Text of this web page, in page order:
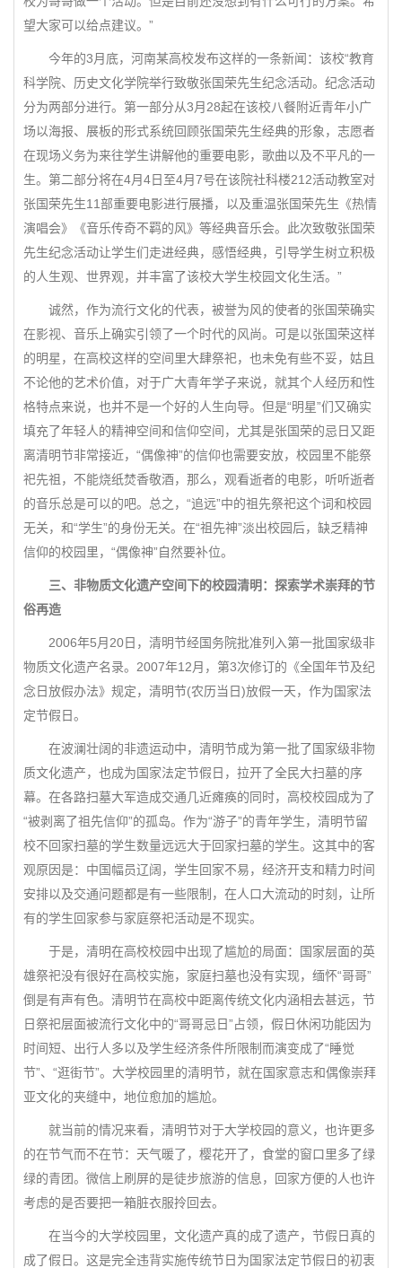
望大家可以给点建议。”
今年的3月底，河南某高校发布这样的一条新闻：该校“教育
科学院、历史文化学院举行致敬张国荣先生纪念活动。纪念活动
分为两部分进行。第一部分从3月28起在该校八餐附近青年小广
场以海报、展板的形式系统回顾张国荣先生经典的形象，志愿者
在现场义务为来往学生讲解他的重要电影，歌曲以及不平凡的一
生。第二部分将在4月4日至4月7号在该院社科楼212活动教室对
张国荣先生11部重要电影进行展播，以及重温张国荣先生《热情
演唱会》《音乐传奇不羁的风》等经典音乐会。此次致敬张国荣
先生纪念活动让学生们走进经典，感悟经典，引导学生树立积极
的人生观、世界观，并丰富了该校大学生校园文化生活。”
诚然，作为流行文化的代表，被誉为风的使者的张国荣确实
在影视、音乐上确实引领了一个时代的风尚。可是以张国荣这样
的明星，在高校这样的空间里大肆祭祀，也未免有些不妥，姑且
不论他的艺术价值，对于广大青年学子来说，就其个人经历和性
格特点来说，也并不是一个好的人生向导。但是“明星”们又确实
填充了年轻人的精神空间和信仰空间，尤其是张国荣的忌日又距
离清明节非常接近，“偶像神”的信仰也需要安放，校园里不能祭
祀先祖，不能烧纸焚香敬酒，那么，观看逝者的电影，听听逝者
的音乐总是可以的吧。总之，“追远”中的祖先祭祀这个词和校园
无关，和“学生”的身份无关。在“祖先神”淡出校园后，缺乏精神
信仰的校园里，“偶像神”自然要补位。
三、非物质文化遗产空间下的校园清明：探索学术崇拜的节
俗再造
2006年5月20日，清明节经国务院批准列入第一批国家级非
物质文化遗产名录。2007年12月，第3次修订的《全国年节及纪
念日放假办法》规定，清明节(农历当日)放假一天，作为国家法
定节假日。
在波澜壮阔的非遗运动中，清明节成为第一批了国家级非物
质文化遗产，也成为国家法定节假日，拉开了全民大扫墓的序
幕。在各路扫墓大军造成交通几近瘫痪的同时，高校校园成为了
“被剥离了祖先信仰”的孤岛。作为“游子”的青年学生，清明节留
校不回家扫墓的学生数量远远大于回家扫墓的学生。这其中的客
观原因是：中国幅员辽阔，学生回家不易，经济开支和精力时间
安排以及交通问题都是有一些限制，在人口大流动的时刻，让所
有的学生回家参与家庭祭祀活动是不现实。
于是，清明在高校校园中出现了尴尬的局面：国家层面的英
雄祭祀没有很好在高校实施，家庭扫墓也没有实现，缅怀“哥哥”
倒是有声有色。清明节在高校中距离传统文化内涵相去甚远，节
日祭祀层面被流行文化中的“哥哥忌日”占领，假日休闲功能因为
时间短、出行人多以及学生经济条件所限制而演变成了“睡觉
节”、“逛街节”。大学校园里的清明节，就在国家意志和偶像崇拜
亚文化的夹缝中，地位愈加的尴尬。
就当前的情况来看，清明节对于大学校园的意义，也许更多
的在节气而不在节：天气暖了，樱花开了，食堂的窗口里多了绿
绿的青团。微信上刷屏的是徒步旅游的信息，回家方便的人也许
考虑的是否要把一箱脏衣服拎回去。
在当今的大学校园里，文化遗产真的成了遗产，节假日真的
成了假日。这是完全违背实施传统节日为国家法定节假日的初衷